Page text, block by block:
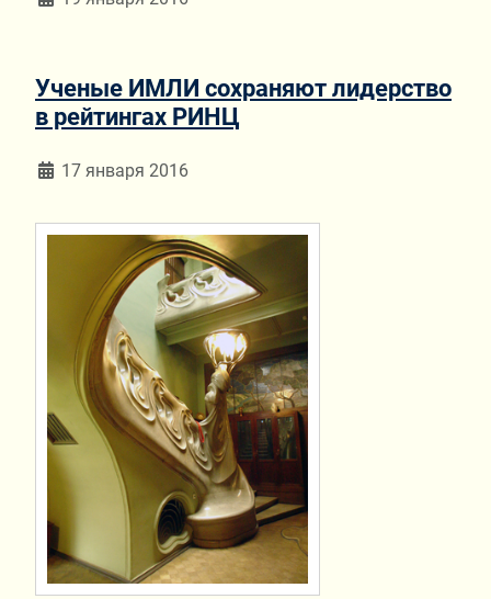
Ученые ИМЛИ сохраняют лидерство
в рейтингах РИНЦ
Информация о материале
17 января 2016